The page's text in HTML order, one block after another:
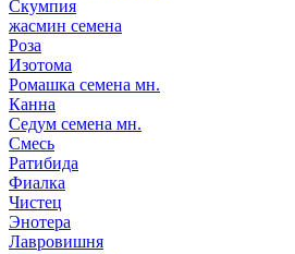
Скумпия
жасмин семена
Роза
Изотома
Ромашка семена мн.
Канна
Седум семена мн.
Смесь
Ратибида
Фиалка
Чистец
Энотера
Лавровишня